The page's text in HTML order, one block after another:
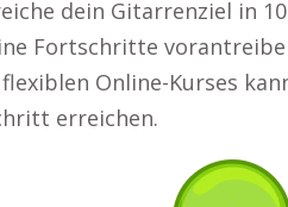
dein Gitarrenziel in
Fortschritte
flexiblen Online-Kurses
erreichen.